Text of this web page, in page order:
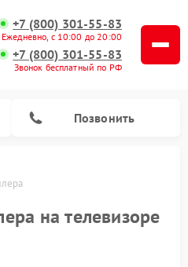
+7 (800) 301-55-83
Ежедневно, с 10:00 до 20:00
+7 (800) 301-55-83
Звонок бесплатный по РФ
Позвонить
на телевизоре